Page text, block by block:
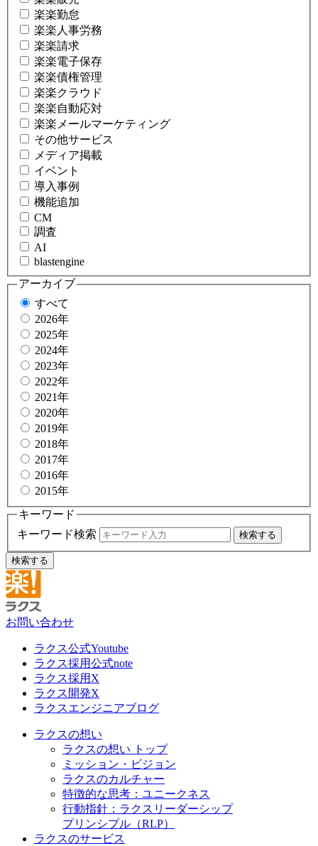
楽楽勤怠
楽楽人事労務
楽楽請求
楽楽電子保存
楽楽債権管理
楽楽クラウド
楽楽自動応対
楽楽メールマーケティング
その他サービス
メディア掲載
イベント
導入事例
機能追加
CM
調査
AI
blastengine
アーカイブ
すべて
2026年
2025年
2024年
2023年
2022年
2021年
2020年
2019年
2018年
2017年
2016年
2015年
キーワード
キーワード検索
お問い合わせ
ラクス公式Youtube
ラクス採用公式note
ラクス採用X
ラクス開発X
ラクスエンジニアブログ
ラクスの想い
ラクスの想い トップ
ミッション・ビジョン
ラクスのカルチャー
特徴的な思考：ユニークネス
行動指針：ラクスリーダーシップ
プリンシプル（RLP）
ラクスのサービス